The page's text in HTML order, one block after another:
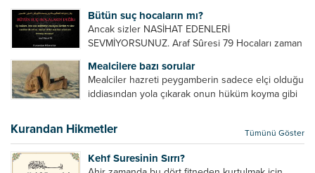
Sevdiğin kişi başkasıyla evlendiyse onların
yuvasını bozmalısın. 4- Hiçbir dizide...
Bütün suç hocaların mı?
Ancak sizler NASİHAT EDENLERİ
SEVMİYORSUNUZ. Araf Sûresi 79 Hocaları zaman
geliştirmeleri hususunda bazen açık bazen gizli
tenkitlerde bulunmuşuzdur. Örneğin hocalarda
olması gereken hususları sıralar ve...
Mealcilere bazı sorular
Mealciler hazreti peygamberin sadece elçi olduğu
iddiasından yola çıkarak onun hüküm koyma gibi
elçilik yaptığı makam adına teşri yapamaz. Sadece
elçi kelimesinin manasından...
Kurandan Hikmetler Tümünü Göster
Kehf Suresinin Sırrı?